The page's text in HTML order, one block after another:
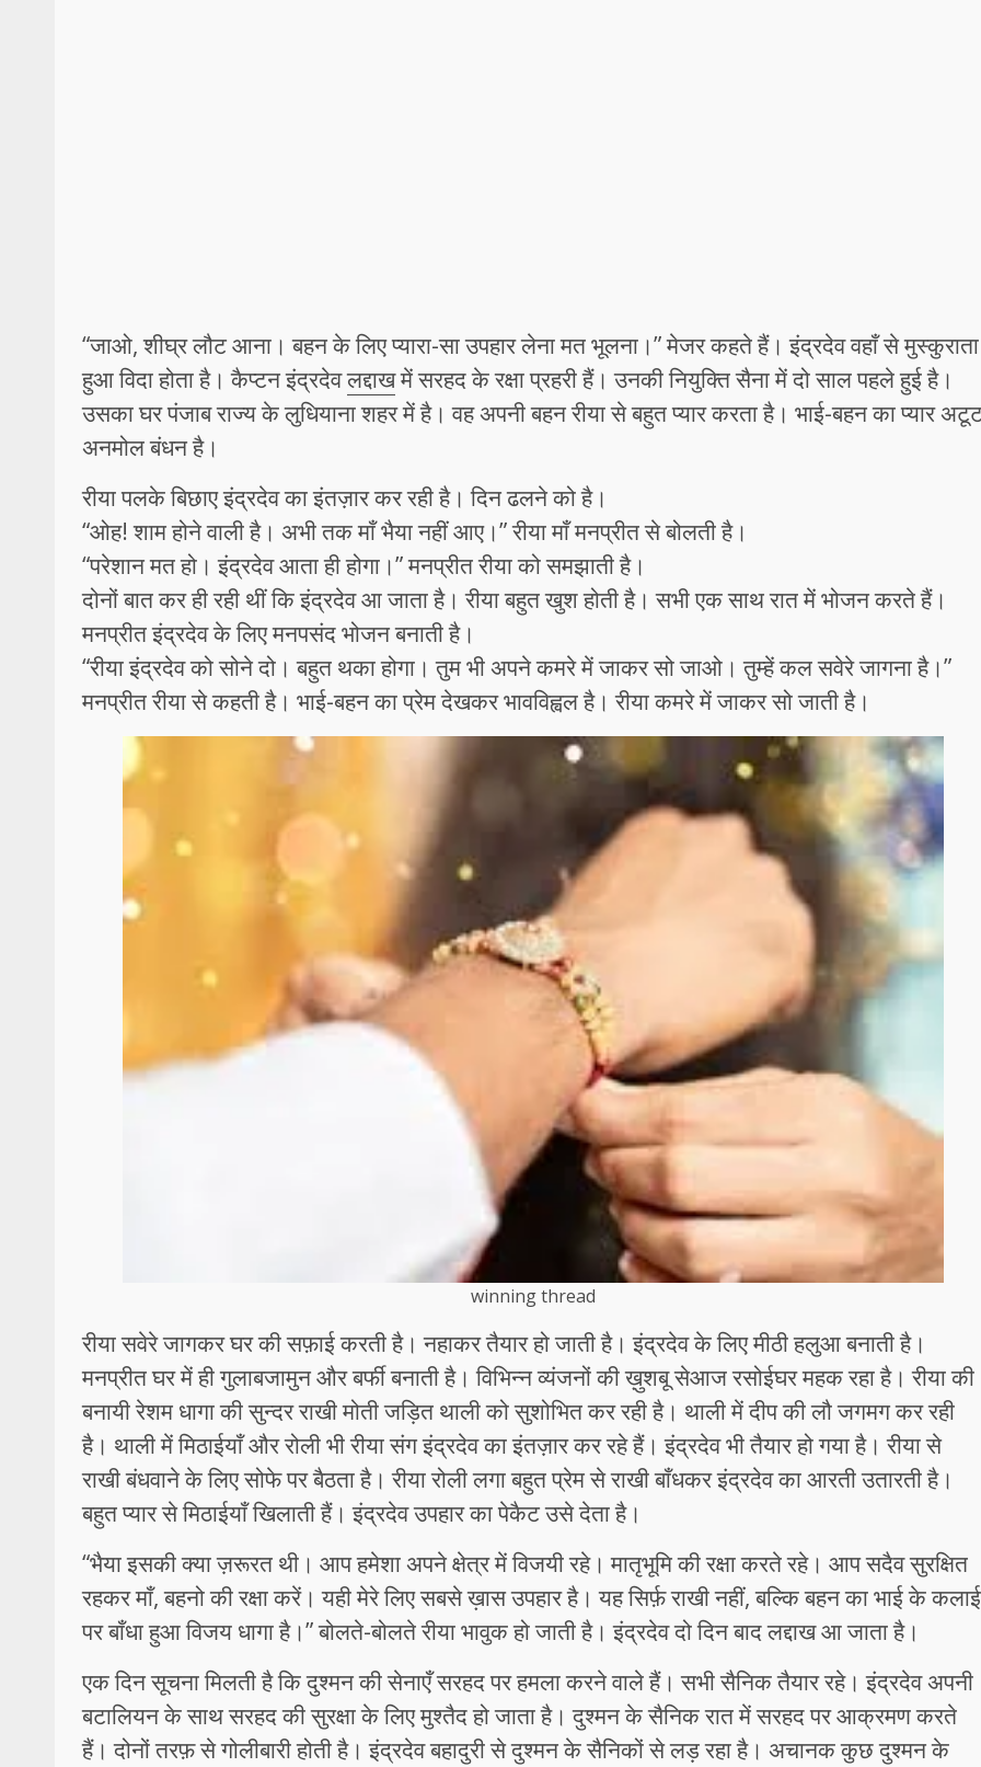
“जाओ, शीघ्र लौट आना। बहन के लिए प्यारा-सा उपहार लेना मत भूलना।” मेजर कहते हैं। इंद्रदेव वहाँ से मुस्कुराता
हुआ विदा होता है। कैप्टन इंद्रदेवलद्दाखमें सरहद के रक्षा प्रहरी हैं। उनकी नियुक्ति सैना में दो साल पहले हुई है।
उसका घर पंजाब राज्य के लुधियाना शहर में है। वह अपनी बहन रीया से बहुत प्यार करता है। भाई-बहन का प्यार
अनमोल बंधन है।
रीया पलके बिछाए इंद्रदेव का इंतज़ार कर रही है। दिन ढलने को है।
“ओह! शाम होने वाली है। अभी तक माँ भैया नहीं आए।” रीया माँ मनप्रीत से बोलती है।
“परेशान मत हो। इंद्रदेव आता ही होगा।” मनप्रीत रीया को समझाती है।
दोनों बात कर ही रही थीं कि इंद्रदेव आ जाता है। रीया बहुत खुश होती है। सभी एक साथ रात में भोजन करते हैं।
मनप्रीत इंद्रदेव के लिए मनपसंद भोजन बनाती है।
“रीया इंद्रदेव को सोने दो। बहुत थका होगा। तुम भी अपने कमरे में जाकर सो जाओ। तुम्हें कल सवेरे जागना है।”
मनप्रीत रीया से कहती है। भाई-बहन का प्रेम देखकर भावविह्वल है। रीया कमरे में जाकर सो जाती है।
winning thread
रीया सवेरे जागकर घर की सफ़ाई करती है। नहाकर तैयार हो जाती है। इंद्रदेव के लिए मीठी हलुआ बनाती है।
मनप्रीत घर में ही गुलाबजामुन और बर्फी बनाती है। विभिन्न व्यंजनों की ख़ुशबू सेआज रसोईघर महक रहा है। रीया की
बनायी रेशम धागा की सुन्दर राखी मोती जड़ित थाली को सुशोभित कर रही है। थाली में दीप की लौ जगमग कर रही
है। थाली में मिठाईयाँ और रोली भी रीया संग इंद्रदेव का इंतज़ार कर रहे हैं। इंद्रदेव भी तैयार हो गया है। रीया से
राखी बंधवाने के लिए सोफे पर बैठता है। रीया रोली लगा बहुत प्रेम से राखी बाँधकर इंद्रदेव का आरती उतारती है।
बहुत प्यार से मिठाईयाँ खिलाती हैं। इंद्रदेव उपहार का पेकैट उसे देता है।
“भैया इसकी क्या ज़रूरत थी। आप हमेशा अपने क्षेत्र में विजयी रहे। मातृभूमि की रक्षा करते रहे। आप सदैव सुरक्षित
रहकर माँ, बहनो की रक्षा करें। यही मेरे लिए सबसे ख़ास उपहार है। यह सिर्फ़ राखी नहीं, बल्कि बहन का भाई के कलाई
पर बाँधा हुआ विजय धागा है।” बोलते-बोलते रीया भावुक हो जाती है। इंद्रदेव दो दिन बाद लद्दाख आ जाता है।
एक दिन सूचना मिलती है कि दुश्मन की सेनाएँ सरहद पर हमला करने वाले हैं। सभी सैनिक तैयार रहे। इंद्रदेव अपनी
बटालियन के साथ सरहद की सुरक्षा के लिए मुश्तैद हो जाता है। दुश्मन के सैनिक रात में सरहद पर आक्रमण करते
हैं। दोनों तरफ़ से गोलीबारी होती है। इंद्रदेव बहादुरी से दुश्मन के सैनिकों से लड़ रहा है। अचानक कुछ दुश्मन के